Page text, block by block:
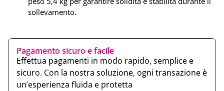
sollevamento.
Pagamento sicuro e facile
Effettua pagamenti in modo rapido, semplice e
sicuro. Con la nostra soluzione, ogni transazione è
un’esperienza fluida e protetta